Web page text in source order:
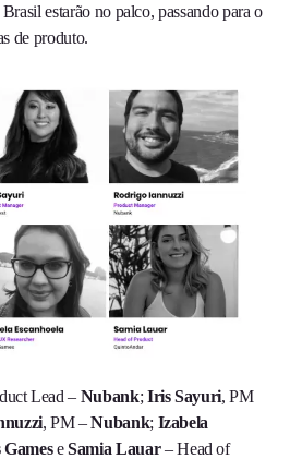
estarão no palco, passando para o
de produto.
Lead – Nubank; Iris Sayuri, PM
, PM –Nubank; Izabela
eSamia Lauar– Head of